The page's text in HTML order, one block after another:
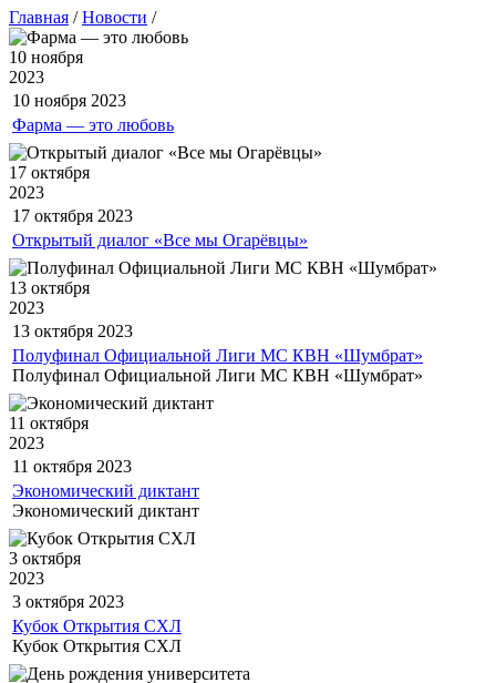
Главная /Новости /
10 ноября
2023
10 ноября 2023
Фарма — это любовь
17 октября
2023
17 октября 2023
Открытый диалог «Все мы Огарёвцы»
13 октября
2023
13 октября 2023
Полуфинал Официальной Лиги МС КВН «Шумбрат»
Полуфинал Официальной Лиги МС КВН «Шумбрат»
11 октября
2023
11 октября 2023
Экономический диктант
Экономический диктант
3 октября
2023
3 октября 2023
Кубок Открытия СХЛ
Кубок Открытия СХЛ